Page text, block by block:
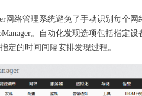
网络管理系统避免了手动识别每个
。自动化发现选项包括指定
定的时间间隔安排发现过程。